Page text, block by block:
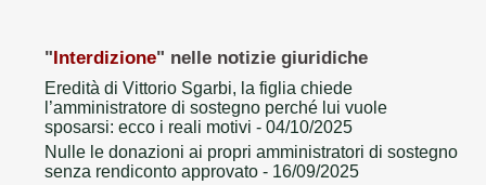
"Interdizione" nelle notizie giuridiche
Eredità di Vittorio Sgarbi, la figlia chiede
l’amministratore di sostegno perché lui vuole
sposarsi: ecco i reali motivi - 04/10/2025
Nulle le donazioni ai propri amministratori di sostegno
senza rendiconto approvato - 16/09/2025